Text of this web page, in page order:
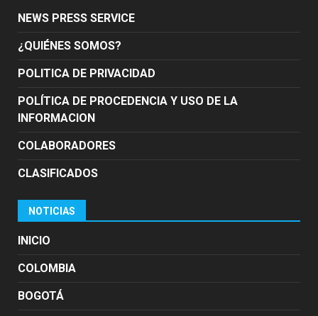
NEWS PRESS SERVICE
¿QUIÉNES SOMOS?
POLITICA DE PRIVACIDAD
POLÍTICA DE PROCEDENCIA Y USO DE LA
INFORMACION
COLABORADORES
CLASIFICADOS
NOTICIAS
INICIO
COLOMBIA
BOGOTÁ